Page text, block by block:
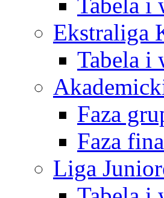
Ekstraliga
Tabela i
Faza
Faza
Liga